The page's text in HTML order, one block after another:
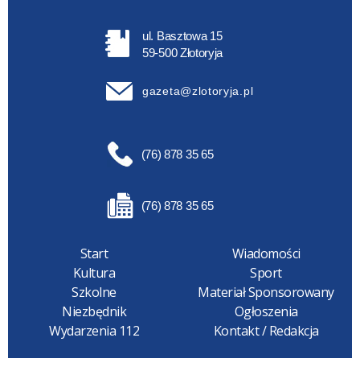
ul. Basztowa 15
59-500 Złotoryja
gazeta@zlotoryja.pl
(76) 878 35 65
(76) 878 35 65
Start
Wiadomości
Kultura
Sport
Szkolne
Materiał Sponsorowany
Niezbędnik
Ogłoszenia
Wydarzenia 112
Kontakt / Redakcja